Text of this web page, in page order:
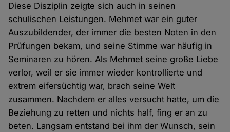
Diese Disziplin zeigte sich auch in seinen
schulischen Leistungen. Mehmet war ein guter
Auszubildender, der immer die besten Noten in den
Prüfungen bekam, und seine Stimme war häufig in
Seminaren zu hören. Als Mehmet seine große Liebe
verlor, weil er sie immer wieder kontrollierte und
extrem eifersüchtig war, brach seine Welt
zusammen. Nachdem er alles versucht hatte, um die
Beziehung zu retten und nichts half, fing er an zu
beten. Langsam entstand bei ihm der Wunsch, sein